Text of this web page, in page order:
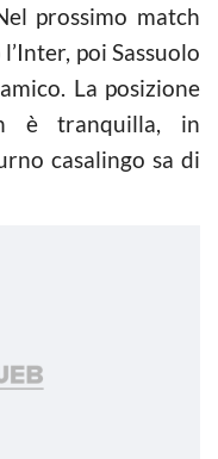
prossimo match
poi Sassuolo
La posizione
è tranquilla, in
casalingo sa di